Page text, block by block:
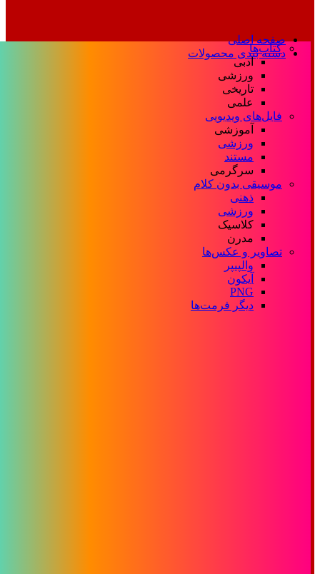
صفحه اصلی
دسته بندی محصولات
کتاب‌ها
ادبی
ورزشی
تاریخی
علمی
فایل‌های ویدیویی
آموزشی
ورزشی
مستند
سرگرمی
موسیقی بدون کلام
ذهنی
ورزشی
کلاسیک
مدرن
تصاویر و عکس‌ها
والپیپر
آیکون
PNG
دیگر فرمت‌ها